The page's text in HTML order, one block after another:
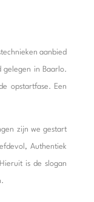
aanbied
gelegen in Baarlo.
opstartfase. Een
zijn we gestart
Authentiek
is de slogan